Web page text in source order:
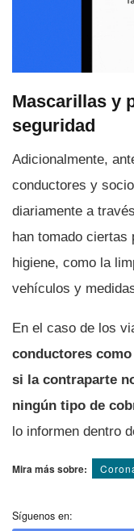
Mascarillas y
seguridad
Adicionalmente,
conductores y
diariamente a
han tomado ciertas
higiene, como la
vehí­culos y
En el caso de los
conductores
si la contraparte
ningún tipo de
lo informen dentro
Mira más sobre:
Síguenos en: